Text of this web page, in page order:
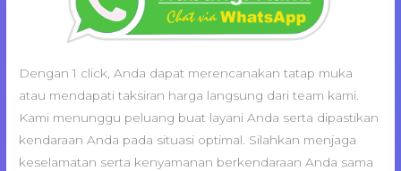
Dengan 1 click, Anda dapat merencanakan tatap muka
atau mendapati taksiran harga langsung dari team kami.
Kami menunggu peluang buat layani Anda serta dipastikan
kendaraan Anda pada situasi optimal. Silahkan menjaga
keselamatan serta kenyamanan berkendaraan Anda sama